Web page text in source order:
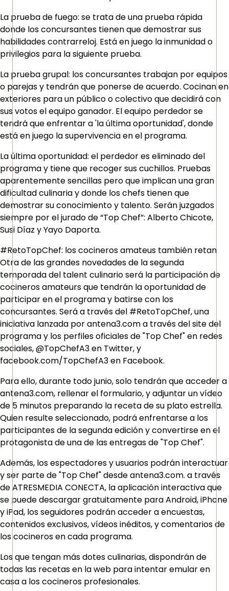
La prueba de fuego: se trata de una prueba rápida
donde los concursantes tienen que demostrar sus
habilidades contrarreloj. Está en juego la inmunidad o
privilegios para la siguiente prueba.
La prueba grupal: los concursantes trabajan por equipos
o parejas y tendrán que ponerse de acuerdo. Cocinan en
exteriores para un público o colectivo que decidirá con
sus votos el equipo ganador. El equipo perdedor se
tendrá que enfrentar a 'la última oportunidad', donde
está en juego la supervivencia en el programa.
La última oportunidad: el perdedor es eliminado del
programa y tiene que recoger sus cuchillos. Pruebas
aparentemente sencillas pero que implican una gran
dificultad culinaria y donde los chefs tienen que
demostrar su conocimiento y talento. Serán juzgados
siempre por el jurado de “Top Chef”: Alberto Chicote,
Susi Díaz y Yayo Daporta.
#RetoTopChef: los cocineros amateus también retan
Otra de las grandes novedades de la segunda
temporada del talent culinario será la participación de
cocineros amateurs que tendrán la oportunidad de
participar en el programa y batirse con los
concursantes. Será a través del #RetoTopChef, una
iniciativa lanzada por antena3.com a través del site del
programa y los perfiles oficiales de "Top Chef" en redes
sociales, @TopChefA3 en Twitter, y
facebook.com/TopChefA3 en Facebook.
Para ello, durante todo junio, solo tendrán que acceder a
antena3.com, rellenar el formulario, y adjuntar un vídeo
de 5 minutos preparando la receta de su plato estrella.
Quien resulte seleccionado, podrá enfrentarse a los
participantes de la segunda edición y convertirse en el
protagonista de una de las entregas de "Top Chef".
Además, los espectadores y usuarios podrán interactuar
y ser parte de "Top Chef" desde antena3.com. a través
de ATRESMEDIA CONECTA, la aplicación interactiva que
se puede descargar gratuitamente para Android, iPhone
y iPad, los seguidores podrán acceder a encuestas,
contenidos exclusivos, vídeos inéditos, y comentarios de
los cocineros en cada programa.
Los que tengan más dotes culinarias, dispondrán de
todas las recetas en la web para intentar emular en
casa a los cocineros profesionales.